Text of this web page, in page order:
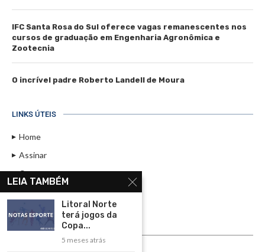
IFC Santa Rosa do Sul oferece vagas remanescentes nos
cursos de graduação em Engenharia Agronômica e
Zootecnia
O incrível padre Roberto Landell de Moura
LINKS ÚTEIS
Home
Assinar
Contato
Política de Privacidade
Rádio Maristela - Ao Vivo
LEIA TAMBÉM
Litoral Norte
terá jogos da
Copa...
5 meses atrás